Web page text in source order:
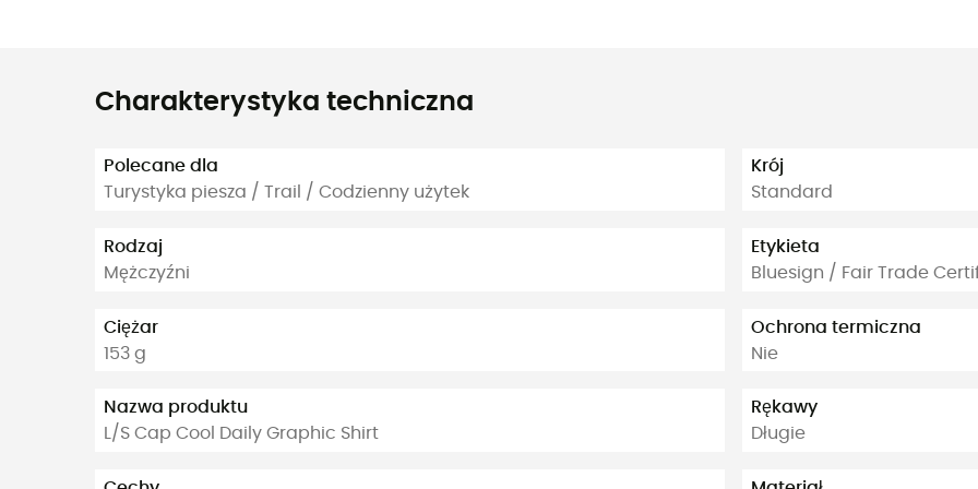
Charakterystyka techniczna
Polecane dla
Turystyka piesza / Trail / Codzienny użytek
Rodzaj
Mężczyźni
Ciężar
153 g
Nazwa produktu
L/S Cap Cool Daily Graphic Shirt
Krój
Standard
Etykieta
Bluesign / Fair Trade
Ochrona termiczna
Nie
Rękawy
Długie